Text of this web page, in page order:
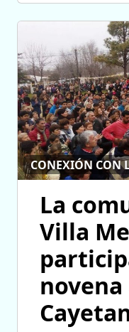
CONEXIÓN CON
La
Villa
novena